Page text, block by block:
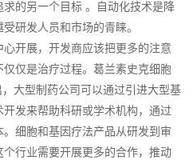
的另一个目标 。自动化技术是降
研发人员和市场的青睐。
开展，开发商应该把更多的注意
仅是治疗过程。葛兰素史克细胞
大型制药公司可以通过引进大型基
发来帮助科研或学术机构，通过
细胞和基因疗法产品从研发到审
行业需要开展更多的合作，推动